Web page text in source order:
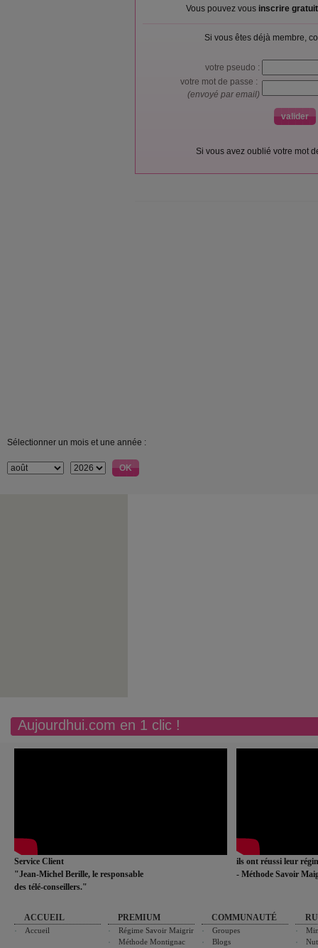
Vous pouvez vous inscrire
Si vous êtes déjà membre,
votre pseudo :
votre mot de passe :
(envoyé par email)
Si vous avez oublié votre mot
Sélectionner un mois et une année :
Aujourdhui.com en 1 clic !
Service Client
"Jean-Michel Berille, le responsable
des télé-conseillers."
ils ont réussi leur
- Méthode Savoir
ACCUEIL
Accueil
PREMIUM
Régime Savoir Maigrir
Méthode Montignac
COMMUNAUTÉ
Groupes
Blogs